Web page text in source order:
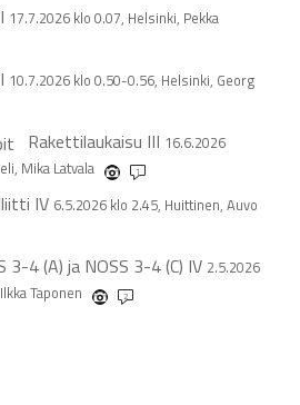
17.7.2026 klo 0.07, Helsinki, Pekka
10.7.2026 klo 0.50-0.56, Helsinki, Georg
Rakettilaukaisu III 16.6.2026
Mika Latvala 1
IV 6.5.2026 klo 2.45, Huittinen, Auvo
3-4 (A) ja NOSS 3-4 (C) IV 2.5.2026
Taponen 2